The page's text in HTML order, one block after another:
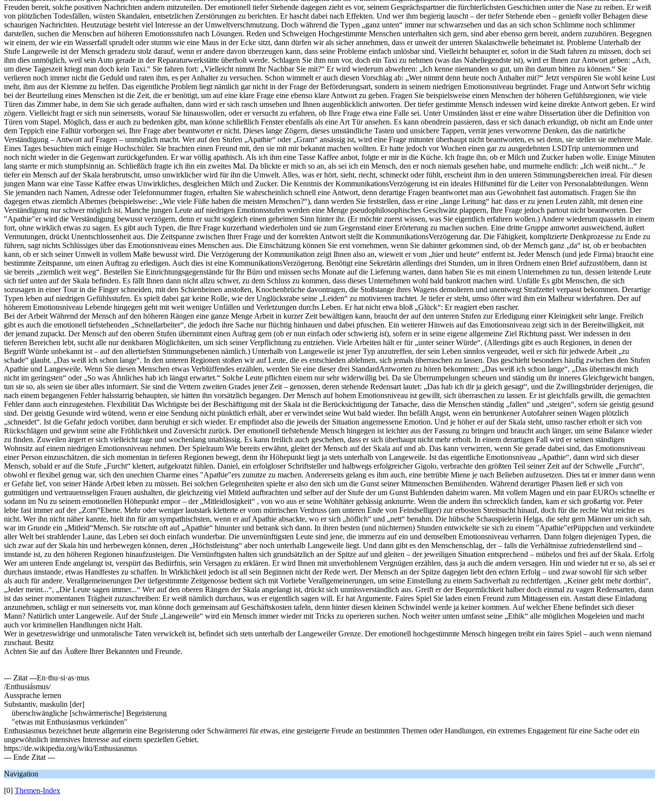
Bei der Arbeit Während der Mensch auf den höheren Rängen eine ganze Menge Arbeit in kurzer Zeit bewältigen kann, braucht der auf den unteren Stufen zur Erledigung einer Kleinigkeit sehr lange. Freilich
gibt es auch die emotionell tiefstehenden „Schnellarbeiter“, die jedoch ihre Sache nur flüchtig hinhauen und dabei pfuschen. Ein weiterer Hinweis auf das Emotionsniveau zeigt sich in der Bereitwilligkeit, mit
der jemand zupackt. Der Mensch auf den oberen Stufen übernimmt einen Auftrag gern (ob er nun einfach oder schwierig ist), sofern er in seine eigene allgemeine Ziel Richtung passt. Wer indessen in den
tieferen Bereichen lebt, sucht alle nur denkbaren Möglichkeiten, um sich seiner Verpflichtung zu entziehen. Viele Arbeiten hält er für „unter seiner Würde“. (Allerdings gibt es auch Regionen, in denen der
Begriff Würde unbekannt ist – auf den allertiefsten Stimmungsebenen nämlich.) Unterhalb von Langeweile ist jener Typ anzutreffen, der sein Leben sinnlos vergeudet, weil er sich für jedwede Arbeit „zu
schade“ glaubt. „Das weiß ich schon lange“. In den unteren Regionen stoßen wir auf Leute, die es entschieden ablehnen, sich jemals überraschen zu lassen. Das geschieht besonders häufig zwischen den Stufen
Apathie und Langeweile. Wenn Sie diesen Menschen etwas Verblüffendes erzählen, werden Sie eine dieser drei StandardAntworten zu hören bekommen: „Das weiß ich schon lange“, „Das überrascht mich
nicht im geringsten“ oder „So was Ähnliches hab ich längst erwartet.“ Solche Leute pflichten einem nur sehr widerwillig bei. Da sie Überrumpelungen scheuen und ständig um ihr inneres Gleichgewicht bangen,
tun sie so, als seien sie über alles informiert. Sie sind die Vettern zweiten Grades jener Zeit – genossen, deren stehende Redensart lautet: „Das hab ich dir ja gleich gesagt“, und die Zwillingsbrüder derjenigen, die
nach einem begangenen Fehler halsstarrig behaupten, sie hätten ihn vorsätzlich begangen. Der Mensch auf hohem Emotionsniveau ist gewillt, sich überraschen zu lassen. Er ist gleichfalls gewillt, die gemachten
Fehler dann auch einzugestehen. Flexibilität Das Wichtigste bei der Beschäftigung mit der Skala ist die Berücksichtigung der Tatsache, dass die Menschen ständig „fallen“ und „steigen“, sofern sie geistig gesund
sind. Der geistig Gesunde wird wütend, wenn er eine Sendung nicht pünktlich erhält, aber er verwindet seine Wut bald wieder. Ihn befällt Angst, wenn ein betrunkener Autofahrer seinen Wagen plötzlich
„schneidet“. Ist die Gefahr jedoch vorüber, dann beruhigt er sich wieder. Er empfindet also die jeweils der Situation angemessene Emotion. Und je höher er auf der Skala steht, umso rascher erholt er sich von
Rückschlägen und gewinnt seine alte Fröhlichkeit und Zuversicht zurück. Der emotionell tiefstehende Mensch hingegen ist leichter aus der Fassung zu bringen und braucht auch länger, um seine Balance wieder
zu finden. Zuweilen ärgert er sich vielleicht tage und wochenlang unablässig. Es kann freilich auch geschehen, dass er sich überhaupt nicht mehr erholt. In einem derartigen Fall wird er seinen ständigen
Wohnsitz auf einem niedrigen Emotionsniveau nehmen. Der Spielraum Wie bereits erwähnt, gleitet der Mensch auf der Skala auf und ab. Das kann verwirren, wenn Sie gerade dabei sind, das Emotionsniveau
einer Person einzuschätzen, die sich momentan in tieferen Regionen bewegt, denn ihr Höhepunkt liegt ja stets unterhalb von Langeweile. Ist das eigentliche Emotionsniveau „Apathie“, dann wird sich dieser
Mensch, sobald er auf die Stufe „Furcht“ klettert, aufgekratzt fühlen. Daniel, ein erfolgloser Schriftsteller und halbwegs erfolgreicher Gigolo, verbrachte den größten Teil seiner Zeit auf der Schwelle „Furcht“,
obwohl er flexibel genug war, sich den unechten Charme eines "Apathie"ers zunutze zu machen. Andererseits gelang es ihm auch, eine betrübte Miene je nach Belieben aufzusetzen. Dies tat er immer dann wenn
er Gefahr lief, von seiner Hände Arbeit leben zu müssen. Bei solchen Gelegenheiten spielte er also den sich um die Gunst seiner Mitmenschen Bemühenden. Während derartiger Phasen ließ er sich von
gutmütigen und vertrauensseligen Frauen aushalten, die gleichzeitig viel Mitleid aufbrachten und selber auf der Stufe der um Gunst Buhlenden daheim waren. Mit vollem Magen und ein paar EUROs schnellte er
sodann im Nu zu seinem emotionellen Höhepunkt empor – der „Mitleidlosigkeit“ , von wo aus er seine Wohltäter gehässig anknurrte. Wenn die andern ihn schrecklich fanden, kam er sich großartig vor. Peter
lebte fast immer auf der „Zorn“Ebene. Mehr oder weniger lautstark kletterte er vom mürrischen Verdruss (am unteren Ende von Feindselliger) zur erbosten Streitsucht hinauf, doch für die rechte Wut reichte es
nicht. Wer ihn nicht näher kannte, hielt ihn für am sympathischsten, wenn er auf Apathie absackte, wo er sich „höflich“ und „nett“ benahm. Die hübsche Schauspielerin Helga, die sehr gern Männer um sich sah,
war im Grunde ein „Mitleid“Mensch. Sie rutschte oft auf „Apathie“ hinunter und betrank sich dann. In ihren besten (und nüchternen) Stunden entwickelte sie sich zu einem "Apathie"erPüppchen und verkündete
aller Welt bei strahlender Laune, das Leben sei doch einfach wunderbar. Die unvernünftigsten Leute sind jene, die immerzu auf ein und demselben Emotionsniveau verharren. Dann folgen diejenigen Typen, die
sich zwar auf der Skala hin und herbewegen können, deren „Höchstleistung“ aber noch unterhalb Langeweile liegt. Und dann gibt es den Menschenschlag, der – falls die Verhältnisse zufriedenstellend sind –
imstande ist, zu den höheren Regionen hinaufzusteigen. Die Vernünftigsten halten sich grundsätzlich an der Spitze auf und gleiten – der jeweiligen Situation entsprechend – mühelos und frei auf der Skala. Erfolg
Wer am unteren Ende angelangt ist, verspürt das Bedürfnis, sein Versagen zu erklären. Er wird Ihnen mit unverhohlenem Vergnügen erzählen, dass ja auch die andern versagen. Hin und wieder tut er so, als sei er
durchaus imstande, etwas Handfestes zu schaffen. In Wirklichkeit jedoch ist all sein Beginnen nicht der Rede wert. Der Mensch an der Spitze dagegen liebt den echten Erfolg – und zwar sowohl für sich selber
als auch für andere. Verallgemeinerungen Der tiefgestimmte Zeitgenosse bedient sich mit Vorliebe Verallgemeinerungen, um seine Einstellung zu einem Sachverhalt zu rechtfertigen. „Keiner geht mehr dorthin“,
„Jeder meint...“, „Die Leute sagen immer...“ Wer auf den oberen Rängen der Skala angelangt ist, drückt sich unmissverständlich aus. Greift er der Bequemlichkeit halber doch einmal zu vagen Redensarten, dann
ist das seiner momentanen Trägheit zuzuschreiben: Er weiß nämlich durchaus, was er eigentlich sagen will. Er hat Argumente. Faires Spiel Sie laden einen Freund zum Mittagessen ein. Anstatt diese Einladung
anzunehmen, schlägt er nun seinerseits vor, man könne doch gemeinsam auf Geschäftskosten tafeln, denn hinter diesen kleinen Schwindel werde ja keiner kommen. Auf welcher Ebene befindet sich dieser
Mann? Natürlich unter Langeweile. Auf der Stufe „Langeweile“ wird ein Mensch immer wieder mit Tricks zu operieren suchen. Noch weiter unten umfasst seine „Ethik“ alle möglichen Mogeleien und macht
auch vor kriminellen Handlungen nicht Halt.
Wer in gesetzeswidrige und unmoralische Taten verwickelt ist, befindet sich stets unterhalb der Langeweiler Grenze. Der emotionell hochgestimmte Mensch hingegen treibt ein faires Spiel – auch wenn niemand
zuschaut. Besitz
Achten Sie auf das Äußere Ihrer Bekannten und Freunde.
--- Zitat ---En·thu·si·as·mus
/Enthusiásmus/
Aussprache lernen
Substantiv, maskulin [der]
überschwängliche [schwärmerische] Begeisterung
"etwas mit Enthusiasmus verkünden"
Enthusiasmus bezeichnet heute allgemein eine Begeisterung oder Schwärmerei für etwas, eine gesteigerte Freude an bestimmten Themen oder Handlungen, ein extremes Engagement für eine Sache oder ein
ungewöhnlich intensives Interesse auf einem speziellen Gebiet.
https://de.wikipedia.org/wiki/Enthusiasmus
--- Ende Zitat ---
Navigation
[0] Themen-Index